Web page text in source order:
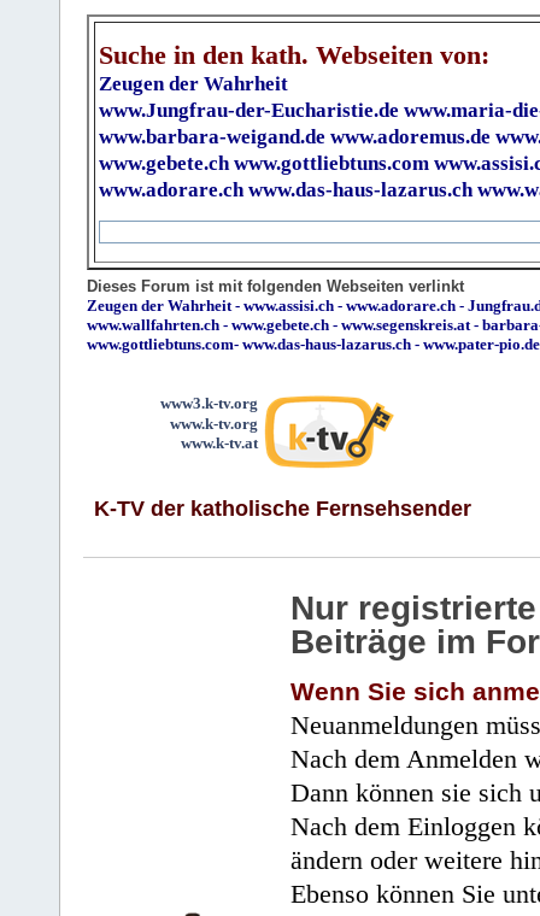
Suche in den kath. Webseiten von:
Zeugen der Wahrheit
www.Jungfrau-der-Eucharistie.de www.maria-
www.barbara-weigand.de www.adoremus.de
www.gebete.ch www.gottliebtuns.com
www.adorare.ch www.das-haus-lazarus.ch
Dieses Forum ist mit folgenden Webseiten verlinkt
Zeugen der Wahrheit- www.assisi.ch - www.adorare.ch -
www.wallfahrten.ch - www.gebete.ch - www.segenskreis.at-
www.gottliebtuns.com- www.das-haus-lazarus.ch - www.pater-pio.de
www3.k-tv.org
www.k-tv.org
www.k-tv.at
K-TV der katholische Fernsehsender
Nur
Beiträge im
Wenn Sie sich
Neuanmeldungen
Nach dem Anmelden
Dann können sie sich
Nach dem Einloggen
ändern oder weitere
Ebenso können Sie